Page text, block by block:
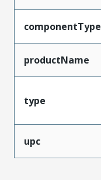
componentType
productName
type
upc